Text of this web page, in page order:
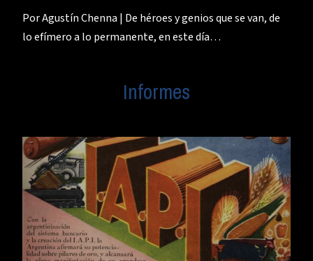
Por Agustín Chenna | De héroes y genios que se van, de
lo efímero a lo permanente, en este día…
Informes